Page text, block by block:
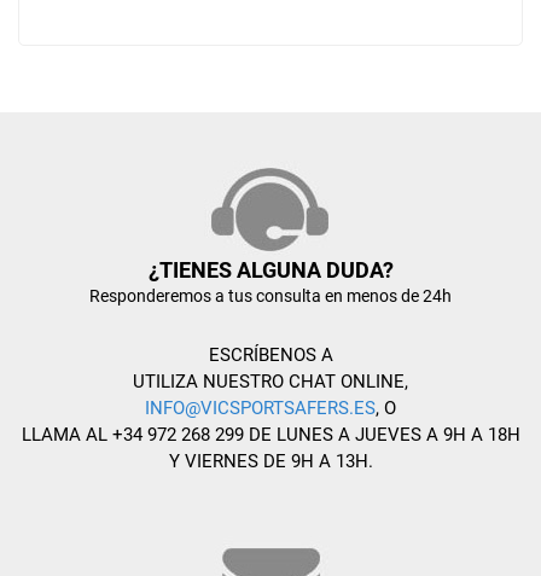
¿TIENES ALGUNA DUDA?
Responderemos a tus consulta en menos de 24h
ESCRÍBENOS A
UTILIZA NUESTRO CHAT ONLINE,
INFO@VICSPORTSAFERS.ES, O
LLAMA AL +34 972 268 299 DE LUNES A JUEVES A 9H A 18H
Y VIERNES DE 9H A 13H.